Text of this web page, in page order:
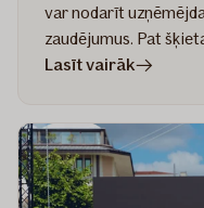
var nodarīt
zaudējumus. Pat
Lasīt vairākrakstā
pasargā
no